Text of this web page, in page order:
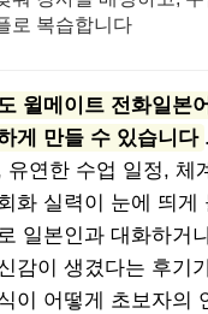
로 복습합니다
윌메이트 전화일본
게 만들 수 있습니다
유연한 수업 일정, 체
화 실력이 눈에 띄게
일본인과 대화하거
감이 생겼다는 후기
이 어떻게 초보자의